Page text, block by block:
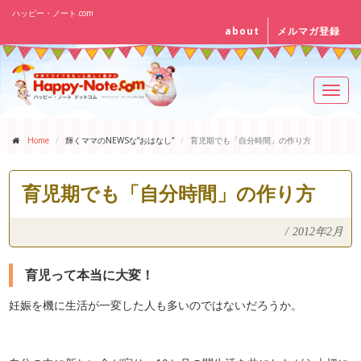
ハッピー・ノート.com
about メルマガ登録
Home 輝くママのNEWSな“おはなし” 育児期でも「自分時間」の作り方
育児期でも「自分時間」の作り方
/ 2012年2月
育児って本当に大変！
妊娠を機に生活が一変した人も多いのではないだろうか。